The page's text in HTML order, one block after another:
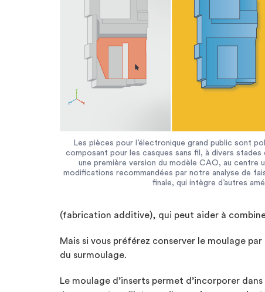
Les pièces pour l’électronique grand public sont
composant pour les casques sans fil, à divers stades
une première version du modèle CAO, au centre
modifications recommandées par notre analyse de
finale, qui intègre d’autres
(fabrication additive), qui peut aider à
Mais si vous préférez conserver le moulage
du surmoulage.
Le moulage d’inserts permet d’incorporer